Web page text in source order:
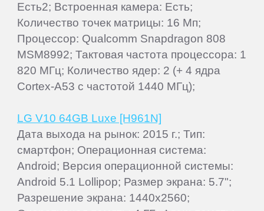
Есть2; Встроенная камера: Есть;
Количество точек матрицы: 16 Мп;
Процессор: Qualcomm Snapdragon 808
MSM8992; Тактовая частота процессора: 1
820 МГц; Количество ядер: 2 (+ 4 ядра
Cortex-A53 с частотой 1440 МГц);
LG V10 64GB Luxe [H961N]
Дата выхода на рынок: 2015 г.; Тип:
смартфон; Операционная система:
Android; Версия операционной системы:
Android 5.1 Lollipop; Размер экрана: 5.7";
Разрешение экрана: 1440x2560;